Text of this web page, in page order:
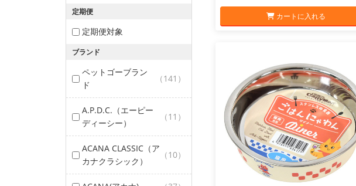
定期便
定期便対象
ブランド
ペットゴーブラン
ド
（141）
A.P.D.C.（エーピー
ディーシー）
（11）
ACANA CLASSIC（ア
カナクラシック）
（10）
カートに入れる